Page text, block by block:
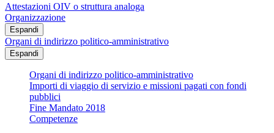
Attestazioni OIV o struttura analoga
Organizzazione
Espandi
Organi di indirizzo politico-amministrativo
Espandi
Organi di indirizzo politico-amministrativo
Importi di viaggio di servizio e missioni pagati con fondi
pubblici
Fine Mandato 2018
Competenze